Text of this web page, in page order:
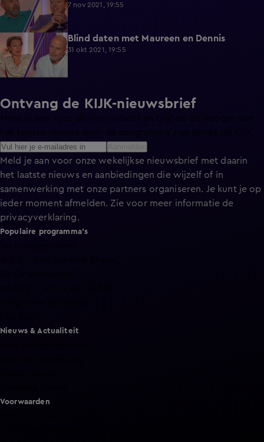
7 nov 2021, 19:55
10:00 Blind daten met Maureen en Dennis
31 okt 2021, 19:55
Ontvang de KIJK-nieuwsbrief
Meld je aan voor de nieuwsbrief en blijf op de hoogte van
het laatste nieuws over de programma’s en series op KIJK.
Meld je aan voor onze wekelijkse nieuwsbrief met daarin
het laatste nieuws en aanbiedingen die wijzelf of in
samenwerking met onze partners organiseren. Je kunt je op
ieder moment afmelden. Zie voor meer informatie de
privacyverklaring.
Populaire programma's
Nieuws & Actualiteit
Voorwaarden